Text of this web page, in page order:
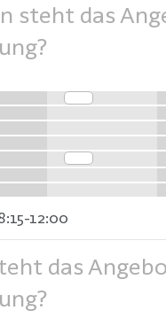
steht das
12:00
das